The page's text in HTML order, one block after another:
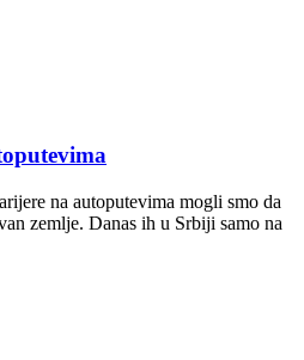
na autoputevima mogli smo da
zemlje. Danas ih u Srbiji samo na